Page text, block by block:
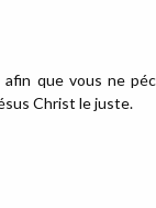
que vous ne
Christ le juste.